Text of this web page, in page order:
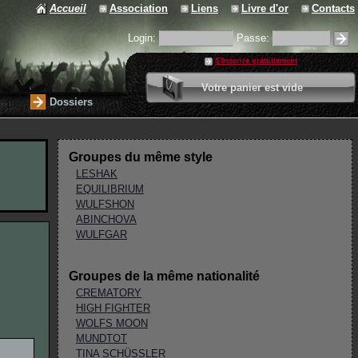
Accueil Association Liens Livre d'or Contacts
Login: Passe:
S'inscrire gratuitement
Votre panier est vide
0 article
Valider votre panier
Dossiers
Groupes du même style
LESHAK
EQUILIBRIUM
WULFSHON
ABINCHOVA
WULFGAR
Groupes de la même nationalité
CREMATORY
HIGH FIGHTER
WOLFS MOON
MUNDTOT
TINA SCHÜSSLER